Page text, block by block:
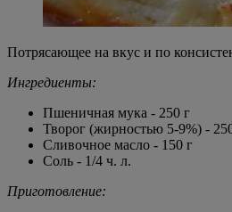
Потрясающее на вкус и по
Ингредиенты:
Пшеничная мука - 250 г
Творог (жирностью 5-9%) -
Сливочное масло - 150 г
Соль - 1/4 ч. л.
Приготовление: